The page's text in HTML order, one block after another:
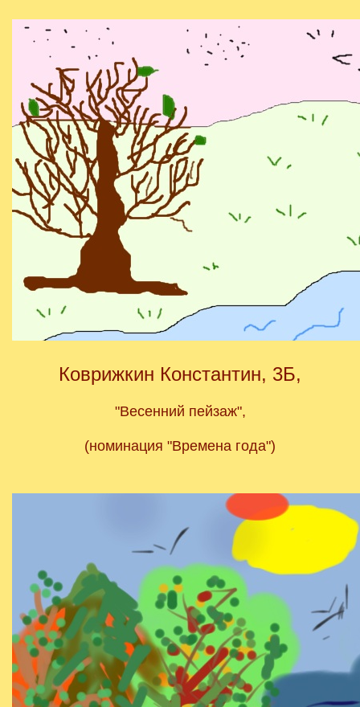
Коврижкин Константин, 3Б,
"Весенний пейзаж",
(номинация "Времена года")